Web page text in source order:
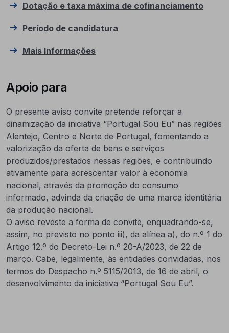
Dotação e taxa máxima de cofinanciamento
Período de candidatura
Mais Informações
Apoio para
O presente aviso convite pretende reforçar a
dinamização da iniciativa “Portugal Sou Eu” nas regiões
Alentejo, Centro e Norte de Portugal, fomentando a
valorização da oferta de bens e serviços
produzidos/prestados nessas regiões, e contribuindo
ativamente para acrescentar valor à economia
nacional, através da promoção do consumo
informado, advinda da criação de uma marca identitária
da produção nacional.
O aviso reveste a forma de convite, enquadrando-se,
assim, no previsto no ponto iii), da alínea a), do n.º 1 do
Artigo 12.º do Decreto-Lei n.º 20-A/2023, de 22 de
março. Cabe, legalmente, às entidades convidadas, nos
termos do Despacho n.º 5115/2013, de 16 de abril, o
desenvolvimento da iniciativa “Portugal Sou Eu”.